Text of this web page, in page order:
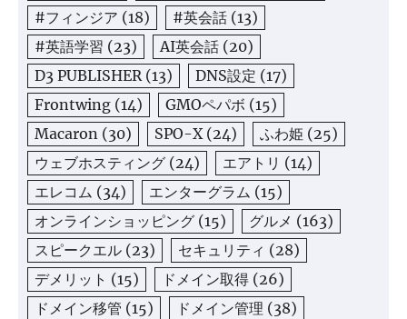
#フィンジア (18) #英会話 (13)
#英語学習 (23) AI英会話 (20)
D3 PUBLISHER(13) DNS設定 (17)
Frontwing (14) GMOペパボ (15)
Macaron (30) SPO-X(24) ふわ姫 (25)
ウェブホスティング (24) エアトリ (14)
エレコム (34) エンターグラム (15)
オンラインショッピング (15) グルメ (163)
スピークエル (23) セキュリティ (28)
デメリット (15) ドメイン取得 (26)
ドメイン移管 (15) ドメイン管理 (38)